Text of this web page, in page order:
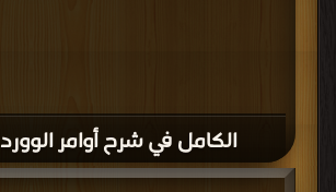
الكامل في شرح أوامر الوورد PDF